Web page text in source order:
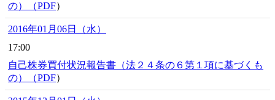
の）（PDF）
2016年01月06日（水）
17:00
自己株券買付状況報告書（法２４条の６第１項に基づくも
の）（PDF）